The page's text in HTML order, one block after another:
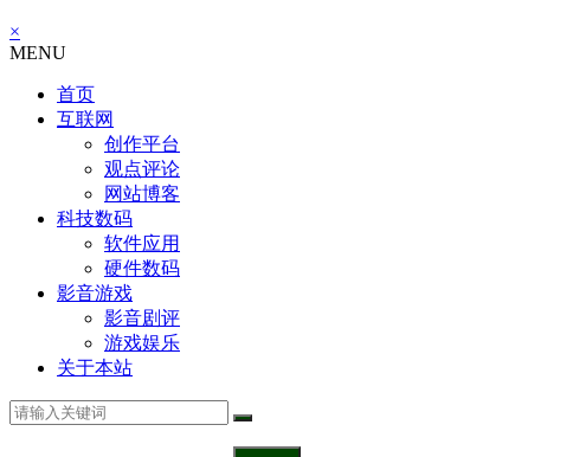
×
MENU
首页
互联网
创作平台
观点评论
网站博客
科技数码
软件应用
硬件数码
影音游戏
影音剧评
游戏娱乐
关于本站